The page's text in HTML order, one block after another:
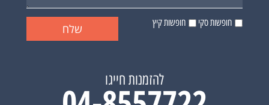
חופשות סקי חופשות קיץ
להזמנות חייגו